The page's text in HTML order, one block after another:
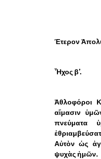
Έτερον
Ἦχος β’.
Ἀθλοφόροι
αἵμασιν
πνεύματα
Αὐτὸν ὡς
ψυχὰς ἡμῶν.